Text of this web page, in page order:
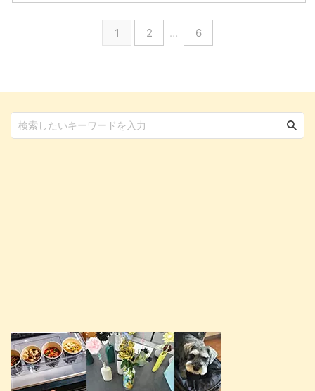
では、犬が骨折したときに見られ
る主な症状や原因、応急処置の方
法、治療費や治療期間の目安、回
復後のケアまで、飼い主として知
で予防が大切 骨折時は安静を保
1 2 … 6